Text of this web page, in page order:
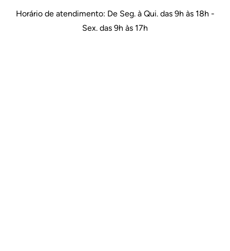
Horário de atendimento: De Seg. à Qui. das 9h às 18h -
Sex. das 9h às 17h